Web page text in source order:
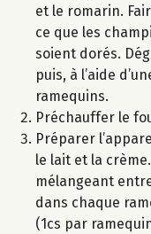
et le romarin.
ce que les
soient dorés.
puis, à l’aide
ramequins.
Préchauffer le
Préparer
le lait et la
mélangeant
dans chaque
(1cs par